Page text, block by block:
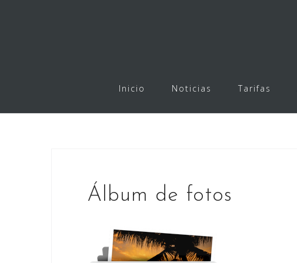
Inicio Noticias Tarifas
Álbum de fotos